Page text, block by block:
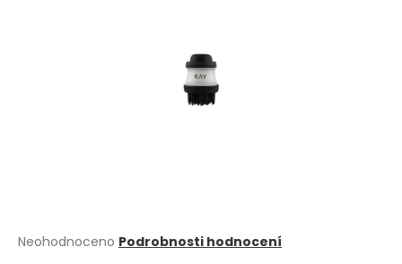
Průměrné
Neohodnoceno Podrobnosti hodnocení
?